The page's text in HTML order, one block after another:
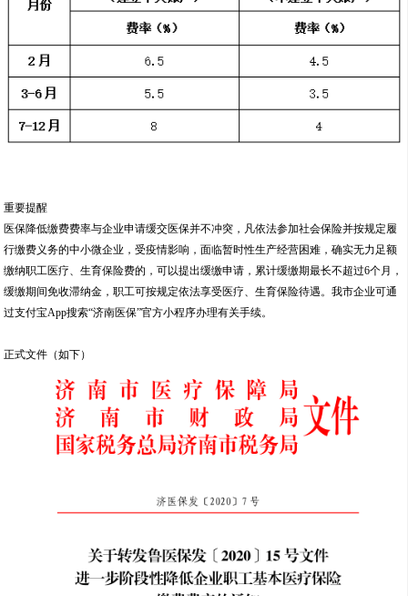
重要提醒
医保降低缴费费率与企业申请缓交医保并不冲突，凡依法参加社会保险并按规定履
行缴费义务的中小微企业，受疫情影响，面临暂时性生产经营困难，确实无力足额
缴纳职工医疗、生育保险费的，可以提出缓缴申请，累计缓缴期最长不超过6个月，
缓缴期间免收滞纳金，职工可按规定依法享受医疗、生育保险待遇。我市企业可通
过支付宝App搜索“济南医保”官方小程序办理有关手续。
正式文件（如下）